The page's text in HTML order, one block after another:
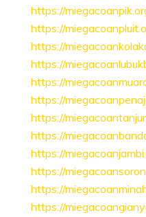
https://
https://
https://
https://
https://
https://
https://
https://
https://
https://
https://
https://